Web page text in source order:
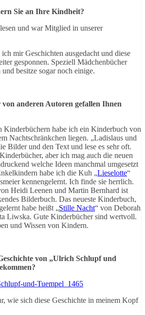
Sie an Ihre Kindheit?
und war Mitglied in unserer
mir Geschichten ausgedacht und diese
gesponnen. Speziell Mädchenbücher
besitze sogar noch einige.
anderen Autoren gefallen Ihnen
Kinderbüchern habe ich ein Kinderbuch von
Nachtschränkchen liegen. „Ladislaus und
Bilder und den Text und lese es sehr oft.
aber ich mag auch die neuen
welche Ideen manchmal umgesetzt
habe ich die Kuh „Lieselotte“
kennengelernt. Ich finde sie herrlich.
Heidi Leenen und Martin Bernhard ist
Bilderbuch. Das neueste Kinderbuch,
habe heißt „Stille Nacht“ von Deborah
Liwska. Gute Kinderbücher sind wertvoll.
und Wissen von Kindern.
von „Ulrich Schlupf und
wie sich diese Geschichte in meinem Kopf